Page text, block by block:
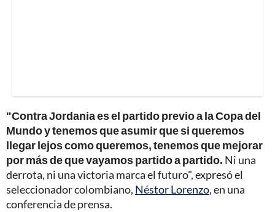
"Contra Jordania es el partido previo a la Copa del
Mundo y tenemos que asumir que si queremos
llegar lejos como queremos, tenemos que mejorar
por más de que vayamos partido a partido. Ni una
derrota, ni una victoria marca el futuro", expresó el
seleccionador colombiano, Néstor Lorenzo, en una
conferencia de prensa.